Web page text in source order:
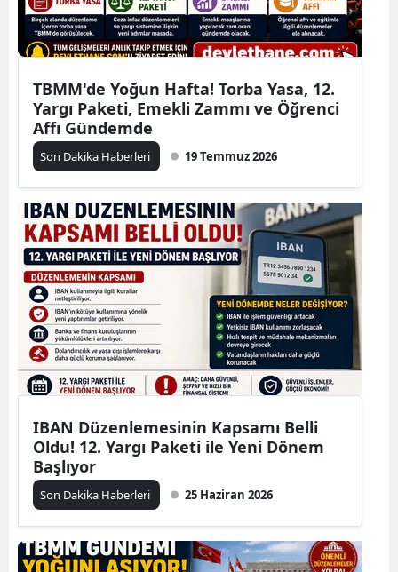
TBMM'de Yoğun Hafta! Torba Yasa, 12.
Yargı Paketi, Emekli Zammı ve Öğrenci
Affı Gündemde
Son Dakika Haberleri 19 Temmuz 2026
IBAN Düzenlemesinin Kapsamı Belli
Oldu! 12. Yargı Paketi ile Yeni Dönem
Başlıyor
Son Dakika Haberleri 25 Haziran 2026